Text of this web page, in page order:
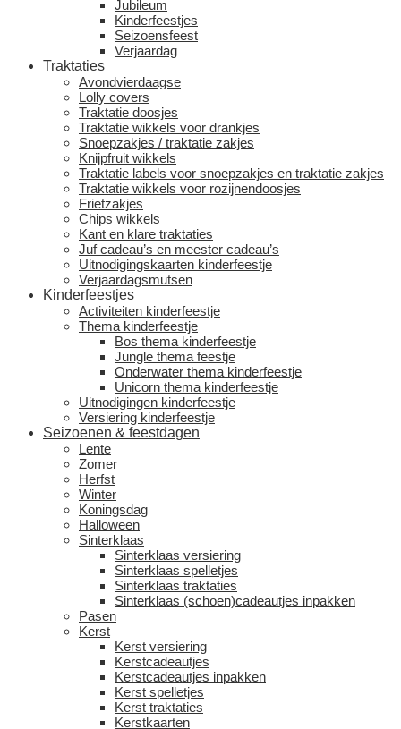
Jubileum
Kinderfeestjes
Seizoensfeest
Verjaardag
Traktaties
Avondvierdaagse
Lolly covers
Traktatie doosjes
Traktatie wikkels voor drankjes
Snoepzakjes / traktatie zakjes
Knijpfruit wikkels
Traktatie labels voor snoepzakjes en traktatie zakjes
Traktatie wikkels voor rozijnendoosjes
Frietzakjes
Chips wikkels
Kant en klare traktaties
Juf cadeau’s en meester cadeau’s
Uitnodigingskaarten kinderfeestje
Verjaardagsmutsen
Kinderfeestjes
Activiteiten kinderfeestje
Thema kinderfeestje
Bos thema kinderfeestje
Jungle thema feestje
Onderwater thema kinderfeestje
Unicorn thema kinderfeestje
Uitnodigingen kinderfeestje
Versiering kinderfeestje
Seizoenen & feestdagen
Lente
Zomer
Herfst
Winter
Koningsdag
Halloween
Sinterklaas
Sinterklaas versiering
Sinterklaas spelletjes
Sinterklaas traktaties
Sinterklaas (schoen)cadeautjes inpakken
Pasen
Kerst
Kerst versiering
Kerstcadeautjes
Kerstcadeautjes inpakken
Kerst spelletjes
Kerst traktaties
Kerstkaarten